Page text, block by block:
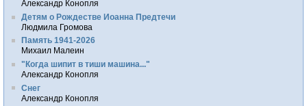
Александр Конопля
Детям о Рождестве Иоанна Предтечи
Людмила Громова
Память 1941-2026
Михаил Малеин
"Когда шипит в тиши машина..."
Александр Конопля
Снег
Александр Конопля